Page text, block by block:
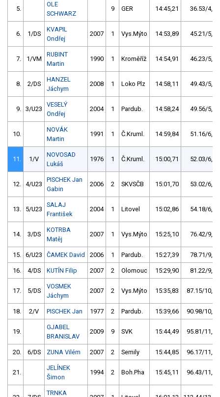
5.
OLE
SCHWARZ
9 GER 14:45,21 36.53/4,3
6. 1/DS
KVAPIL
Ondřej
2007 1 Vys.Mýto 14:53,89 45.21/5,3
7. 1/VM
RUBINT
Martin
1990 1 Kroměříž 14:54,91 46.23/5,4
8. 2/DS
HANZEL
Jáchym
2008 1 Loko Plz 14:58,11 49.43/5,8
9. 3/U23
VESELÝ
Ondřej
2004 1 Pardub. 14:58,24 49.56/5,8
10.
NOVÁK
Martin
1991 1 Č.Kruml. 14:59,84 51.16/6,0
11. 1/V
NOVOSAD
Lukáš
1976 1 Č.Kruml. 15:00,71 52.03/6,1
12. 4/U23
PISCHEK Jan
Gabin
2006 2 SKVSČB 15:01,70 53.02/6,2
13. 5/U23
SALAJ
František
2004 1 Litovel 15:02,86 54.18/6,4
14. 3/DS
KOTRBA
Matěj
2007 1 Vys.Mýto 15:25,10 76.42/9,0
15. 6/U23 ČAMEK David 2006 1 Pardub. 15:27,39 78.71/9,3
16. 4/DS KUTÍN Filip 2007 2 Olomouc 15:29,90 81.22/9,6
17. 5/DS
VOSMEK
Jáchym
2007 2 Vys.Mýto 15:35,83 87.15/10,3
18. 2/V PISCHEK Jan 1977 2 Pardub. 15:39,66 90.98/10,7
19.
GJABEL
BRANISLAV
2009 9 SVK 15:44,49 95.81/11,3
20. 6/DS ZUNA Vilém 2007 2 Semily 15:44,85 96.17/11,3
21.
JELÍNEK
Šimon
1994 2 Boh.Pha 15:45,11 96.43/11,4
TRNKA